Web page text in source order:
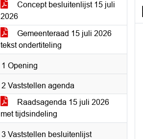
Concept besluitenlijst 15 juli
2026
Gemeenteraad 15 juli 2026
tekst ondertiteling
1 Opening
2 Vaststellen agenda
Raadsagenda 15 juli 2026
met tijdsindeling
3 Vaststellen besluitenlijst